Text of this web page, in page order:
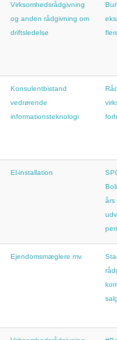
Virksomhedsrådgivning
og anden rådgivning om
driftsledelse
Konsulentbistand
vedrørende
informationsteknologi
El-installation
års
Ejendomsmæglere mv.